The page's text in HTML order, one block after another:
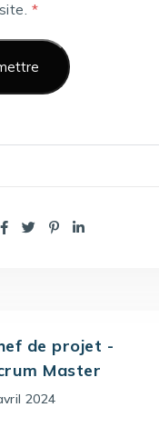
*
de projet -
Master
2024